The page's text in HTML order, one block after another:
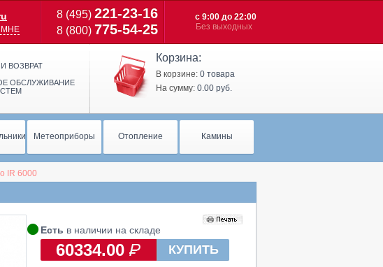
МНЕ
8 (495) 221-23-16
8 (800) 775-54-25
с 9:00 до 22:00
Без выходных
ВОЗВРАТ
ОБСЛУЖИВАНИЕ
Корзина:
В корзине: 0 товара
На сумму: 0.00 руб.
Метеоприборы Отопление Камины
IR 6000
🞄 Есть в наличии на складе
60334.00 КУПИТЬ